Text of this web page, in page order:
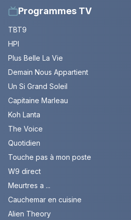
Programmes TV
TBT9
HPI
Plus Belle La Vie
Demain Nous Appartient
Un Si Grand Soleil
Capitaine Marleau
Koh Lanta
The Voice
Quotidien
Touche pas à mon poste
W9 direct
Meurtres a ...
Cauchemar en cuisine
Alien Theory